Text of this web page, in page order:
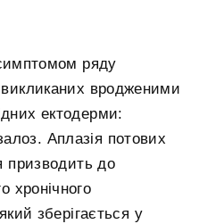
ряду
вродженими
ектодерми:
Аплазія потових
призводить до
хронічного
зберігається у